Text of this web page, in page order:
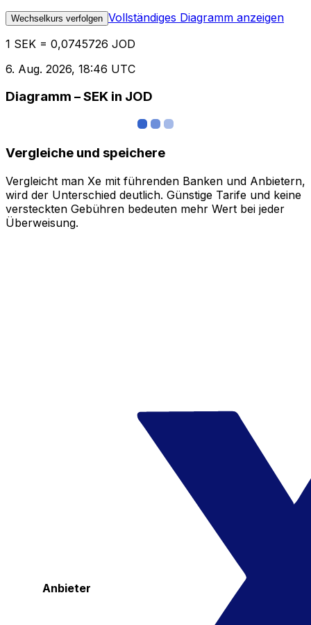
Wechselkurs verfolgen Vollständiges Diagramm anzeigen
1 SEK = 0,0745726 JOD
6. Aug. 2026, 18:46 UTC
Diagramm – SEK in JOD
Vergleiche und speichere
Vergleicht man Xe mit führenden Banken und Anbietern,
wird der Unterschied deutlich. Günstige Tarife und keine
versteckten Gebühren bedeuten mehr Wert bei jeder
Überweisung.
Anbieter